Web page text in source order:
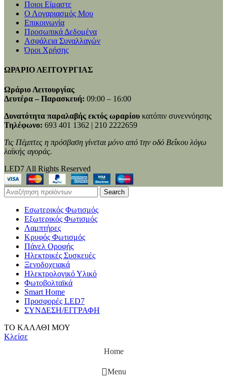
Ποιοι Είμαστε
Ο Λογαριασμός Μου
Επικοινωνία
Προσωπικά Δεδομένα
Ασφάλεια Συναλλαγών
Όροι Χρήσης
ΩΡΑΡΙΟ ΛΕΙΤΟΥΡΓΙΑΣ
Ωράριο Λειτουργίας
Δευτέρα – Παρασκευή: 09:00 – 16:00
Δυνατότητα παραλαβής εκτός ωραρίου κατόπιν συνεννόησης
Τηλέφωνο: 693 401 1362 | 210 2222659
Τις Πέμπτες η πρόσβαση γίνεται μόνο από την οδό Βεΐκου λόγω
λαϊκής αγοράς.
LED7 All Rights Reserved
Search
Εσωτερικός Φωτισμός
Εξωτερικός Φωτισμός
Λαμπτήρες
Κρυφός Φωτισμός
Πάνελ Οροφής
Ηλεκτρικές Συσκευές
Ξενοδοχειακά
Ηλεκτρολογικό Υλικό
Φωτοβολταϊκά
Smart Home
Προσφορές LED7
ΣΥΝΔΕΣΗ/ΕΓΓΡΑΦΗ
ΤΟ ΚΑΛΑΘΙ ΜΟΥ
Κλείσε
Home
Menu